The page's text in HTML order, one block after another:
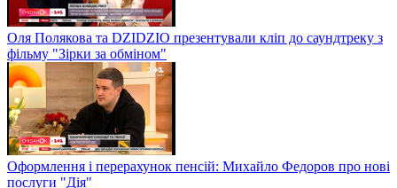
Оля Полякова та DZIDZIO презентували кліп до саундтреку з
фільму "Зірки за обміном"
Оформлення і перерахунок пенсій: Михайло Федоров про нові
послуги "Дія"